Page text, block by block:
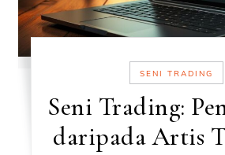
SENI TRADING
Seni Trading:
daripada Artis